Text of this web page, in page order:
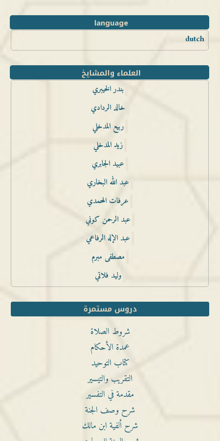
language
dutch
العلماء والمشايخ
بندر الخيبري
خالد الردادي
ربيع المدخلي
زيد المدخلي
عبيد الجابري
عبد الله البخاري
عرفات المحمدي
عبد الرحمن كوني
عبد الإله الرفاعي
مصطفى مبرم
وليد فلاتي
دروس مستمرة
شروط الصلاة
عمدة الأحكام
كتاب التوحيد
التقريب والتيسير
مقدمة في التفسير
شرح وصف الجنة
شرح ألفية ابن مالك